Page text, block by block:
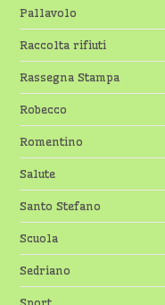
Pallavolo
Raccolta rifiuti
Rassegna Stampa
Robecco
Romentino
Salute
Santo Stefano
Scuola
Sedriano